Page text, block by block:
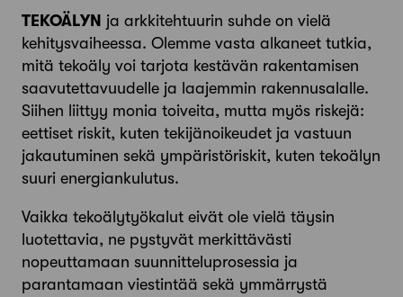
TEKOÄLYN ja arkkitehtuurin suhde on vielä
kehitysvaiheessa. Olemme vasta alkaneet tutkia,
mitä tekoäly voi tarjota kestävän rakentamisen
saavutettavuudelle ja laajemmin rakennusalalle.
Siihen liittyy monia toiveita, mutta myös riskejä:
eettiset riskit, kuten tekijänoikeudet ja vastuun
jakautuminen sekä ympäristöriskit, kuten tekoälyn
suuri energiankulutus.
Vaikka tekoälytyökalut eivät ole vielä täysin
luotettavia, ne pystyvät merkittävästi
nopeuttamaan suunnitteluprosessia ja
parantamaan viestintää sekä ymmärrystä